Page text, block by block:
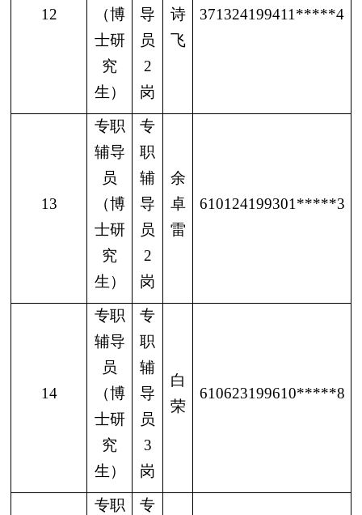
12
（博
士研
究
生）
导
员
2
岗
诗
飞
371324199411*****4
13
专职
辅导
员
（博
士研
究
生）
专
职
辅
导
员
2
岗
余
卓
雷
610124199301*****3
14
专职
辅导
员
（博
士研
究
生）
专
职
辅
导
员
3
岗
白
荣
610623199610*****8
专职
专